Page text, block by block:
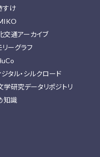
すけ
交通アーカイブ
リーグラフ
ジタル・シルクロード
学研究データリポジトリ
知識